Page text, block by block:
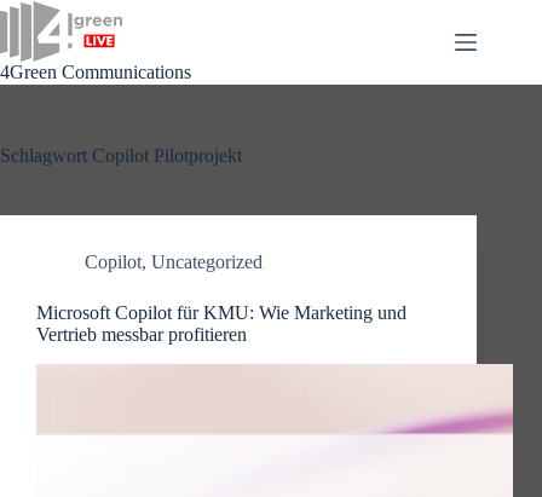
Zum
Inhalt
springen
4Green Communications
Schlagwort Copilot Pilotprojekt
Copilot, Uncategorized
Microsoft Copilot für KMU: Wie Marketing und
Vertrieb messbar profitieren